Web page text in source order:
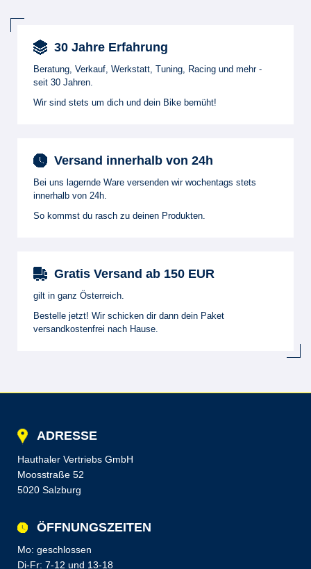
30 Jahre Erfahrung
Beratung, Verkauf, Werkstatt, Tuning, Racing und mehr -
seit 30 Jahren.
Wir sind stets um dich und dein Bike bemüht!
Versand innerhalb von 24h
Bei uns lagernde Ware versenden wir wochentags stets
innerhalb von 24h.
So kommst du rasch zu deinen Produkten.
Gratis Versand ab 150 EUR
gilt in ganz Österreich.
Bestelle jetzt! Wir schicken dir dann dein Paket
versandkostenfrei nach Hause.
ADRESSE
Hauthaler Vertriebs GmbH
Moosstraße 52
5020 Salzburg
ÖFFNUNGSZEITEN
Mo: geschlossen
Di-Fr: 7-12 und 13-18